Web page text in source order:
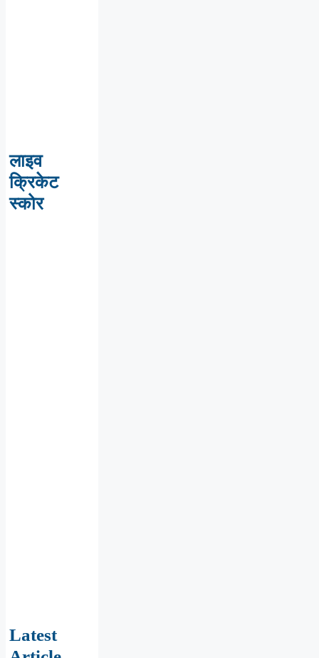
लाइव
क्रिकेट
स्कोर
Latest